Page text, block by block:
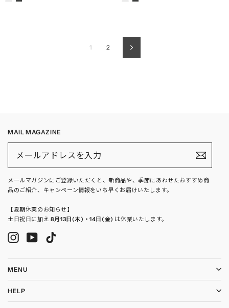
1 2 Next
MAIL MAGAZINE
ア
ド
ス
入
メールマガジンにご登録いただくと、新商品や、季節にあわせたおすすめ商
品のご紹介、キャンペーン情報をいち早くお届けいたします。
【夏期休業のお知らせ】
土日祝日に加え 8月13日(木)・14日(金) は休業いたします。
InstagramYouTube
MENU
HELP